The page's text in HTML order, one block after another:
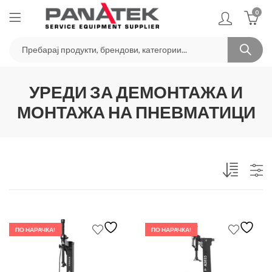
0
УРЕДИ ЗА ДЕМОНТАЖА И
МОНТАЖА НА ПНЕВМАТИЦИ
ПО НАРАЧКА! ПО НАРАЧКА!